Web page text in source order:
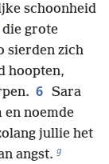
schoonheid
die grote
sierden zich
hoopten,
6 Sara
noemde
jullie het
angst. g